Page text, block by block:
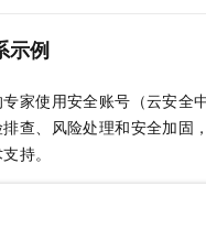
示例
家使用安全账号（云安全
查、风险处理和安全加固
持。
中增加一个 AI 助手